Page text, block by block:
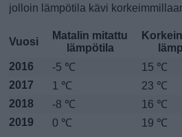
jolloin lämpötila kävi
Vuosi
Matalin mitattu
lämpötila
2016
-5 ℃
15 ℃
2017
1 ℃
23 ℃
2018
-8 ℃
16 ℃
2019
0 ℃ 19 ℃